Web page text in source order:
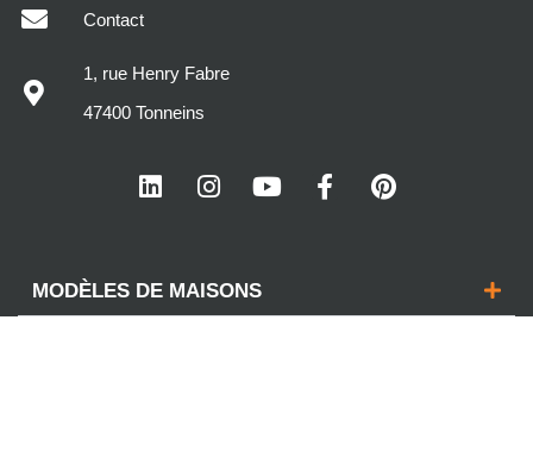
Contact
1, rue Henry Fabre
47400 Tonneins
MODÈLES DE MAISONS